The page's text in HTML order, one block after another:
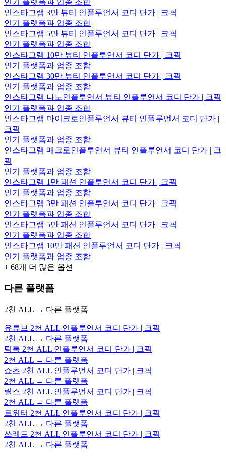
인스타그램 3만 뷰티 인플루언서 코디 단가 | 크픽
인기 플랫폼과 업종 조합
인스타그램 5만 뷰티 인플루언서 코디 단가 | 크픽
인기 플랫폼과 업종 조합
인스타그램 10만 뷰티 인플루언서 코디 단가 | 크픽
인기 플랫폼과 업종 조합
인스타그램 30만 뷰티 인플루언서 코디 단가 | 크픽
인기 플랫폼과 업종 조합
인스타그램 나노인플루언서 뷰티 인플루언서 코디 단가 | 크픽
인기 플랫폼과 업종 조합
인스타그램 마이크로인플루언서 뷰티 인플루언서 코디 단가 |
크픽
인기 플랫폼과 업종 조합
인스타그램 매크로인플루언서 뷰티 인플루언서 코디 단가 | 크
픽
인기 플랫폼과 업종 조합
인스타그램 1만 패션 인플루언서 코디 단가 | 크픽
인기 플랫폼과 업종 조합
인스타그램 3만 패션 인플루언서 코디 단가 | 크픽
인기 플랫폼과 업종 조합
인스타그램 5만 패션 인플루언서 코디 단가 | 크픽
인기 플랫폼과 업종 조합
인스타그램 10만 패션 인플루언서 코디 단가 | 크픽
인기 플랫폼과 업종 조합
+ 68개 더 많은 옵션
다른 플랫폼
2천 ALL → 다른 플랫폼
유튜브 2천 ALL 인플루언서 코디 단가 | 크픽
2천 ALL → 다른 플랫폼
틱톡 2천 ALL 인플루언서 코디 단가 | 크픽
2천 ALL → 다른 플랫폼
쇼츠 2천 ALL 인플루언서 코디 단가 | 크픽
2천 ALL → 다른 플랫폼
릴스 2천 ALL 인플루언서 코디 단가 | 크픽
2천 ALL → 다른 플랫폼
트위터 2천 ALL 인플루언서 코디 단가 | 크픽
2천 ALL → 다른 플랫폼
쓰레드 2천 ALL 인플루언서 코디 단가 | 크픽
2천 ALL → 다른 플랫폼